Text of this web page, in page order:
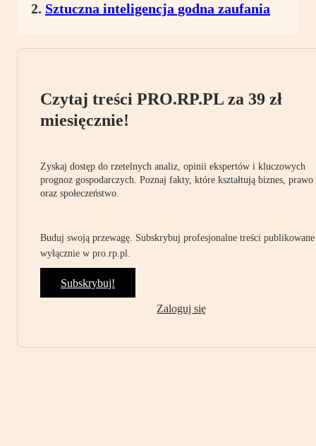
Sztuczna inteligencja godna zaufania
Czytaj treści PRO.RP.PL za 39 zł
miesięcznie!
Zyskaj dostęp do rzetelnych analiz, opinii ekspertów i kluczowych
prognoz gospodarczych. Poznaj fakty, które kształtują biznes, prawo
oraz społeczeństwo.
Buduj swoją przewagę. Subskrybuj profesjonalne treści publikowane
wyłącznie w pro.rp.pl.
Subskrybuj!
Zaloguj się